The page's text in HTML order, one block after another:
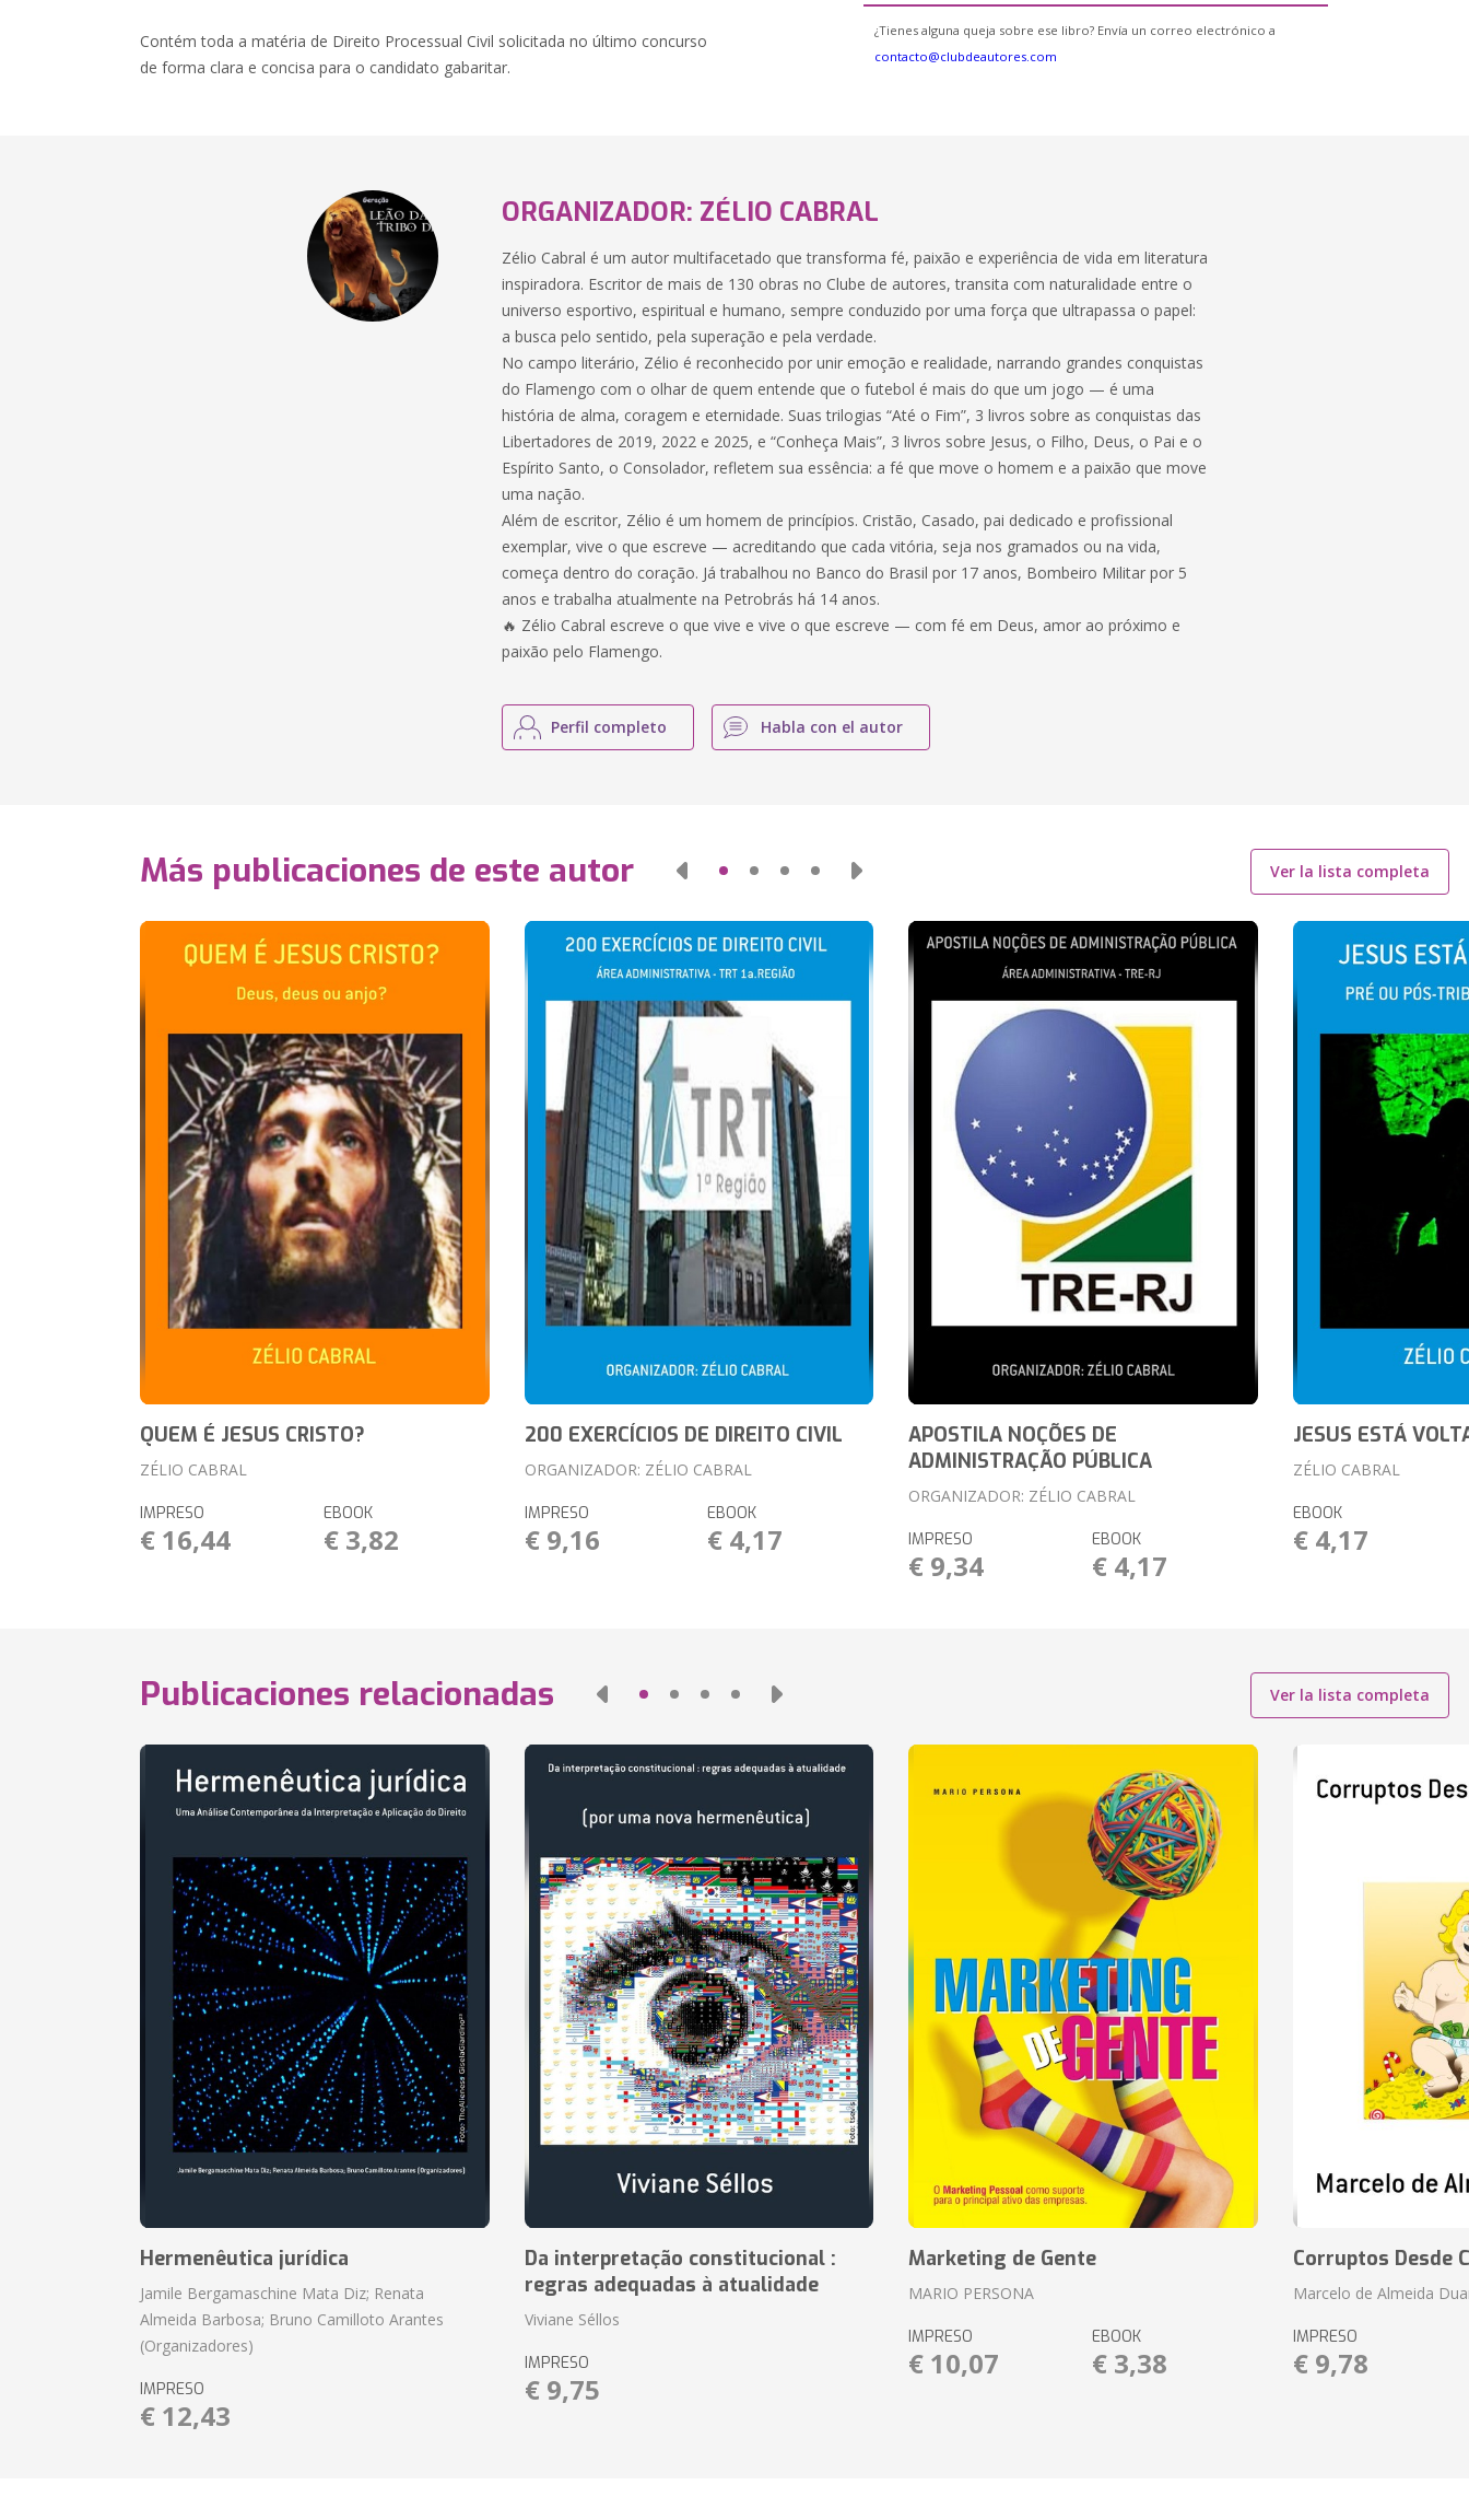
Contém toda a matéria de Direito Processual Civil solicitada no último concurso
de forma clara e concisa para o candidato gabaritar.
¿Tienes alguna queja sobre ese libro? Envía un correo electrónico a
contacto@clubdeautores.com
ORGANIZADOR: ZÉLIO CABRAL
Zélio Cabral é um autor multifacetado que transforma fé, paixão e experiência de vida em literatura
inspiradora. Escritor de mais de 130 obras no Clube de autores, transita com naturalidade entre o
universo esportivo, espiritual e humano, sempre conduzido por uma força que ultrapassa o papel:
a busca pelo sentido, pela superação e pela verdade.
No campo literário, Zélio é reconhecido por unir emoção e realidade, narrando grandes conquistas
do Flamengo com o olhar de quem entende que o futebol é mais do que um jogo — é uma
história de alma, coragem e eternidade. Suas trilogias “Até o Fim”, 3 livros sobre as conquistas das
Libertadores de 2019, 2022 e 2025, e “Conheça Mais”, 3 livros sobre Jesus, o Filho, Deus, o Pai e o
Espírito Santo, o Consolador, refletem sua essência: a fé que move o homem e a paixão que move
uma nação.
Além de escritor, Zélio é um homem de princípios. Cristão, Casado, pai dedicado e profissional
exemplar, vive o que escreve — acreditando que cada vitória, seja nos gramados ou na vida,
começa dentro do coração. Já trabalhou no Banco do Brasil por 17 anos, Bombeiro Militar por 5
anos e trabalha atualmente na Petrobrás há 14 anos.
🔥 Zélio Cabral escreve o que vive e vive o que escreve — com fé em Deus, amor ao próximo e
paixão pelo Flamengo.
Perfil completo Habla con el autor
Más publicaciones de este autor Ver la lista completa
QUEM É JESUS CRISTO?
ZÉLIO CABRAL
IMPRESO
€ 16,44
EBOOK
€ 3,82
200 EXERCÍCIOS DE DIREITO CIVIL
ORGANIZADOR: ZÉLIO CABRAL
IMPRESO
€ 9,16
EBOOK
€ 4,17
APOSTILA NOÇÕES DE
ADMINISTRAÇÃO PÚBLICA
ORGANIZADOR: ZÉLIO CABRAL
IMPRESO
€ 9,34
EBOOK
€ 4,17
JESUS ESTÁ
ZÉLIO CABRAL
EBOOK
€ 4,17
Publicaciones relacionadas Ver la lista completa
Hermenêutica jurídica
Jamile Bergamaschine Mata Diz; Renata
Almeida Barbosa; Bruno Camilloto Arantes
(Organizadores)
IMPRESO
€ 12,43
Da interpretação constitucional :
regras adequadas à atualidade
Viviane Séllos
IMPRESO
€ 9,75
Marketing de Gente
MARIO PERSONA
IMPRESO
€ 10,07
EBOOK
€ 3,38
Corruptos Desde
Marcelo de Almeida
IMPRESO
€ 9,78